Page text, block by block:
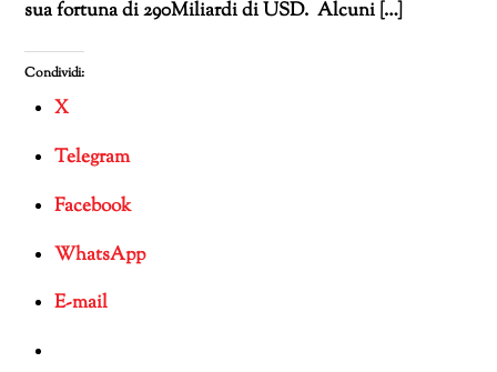
sua fortuna di 290Miliardi di USD. Alcuni […]
Condividi:
X
Telegram
Facebook
WhatsApp
E-mail